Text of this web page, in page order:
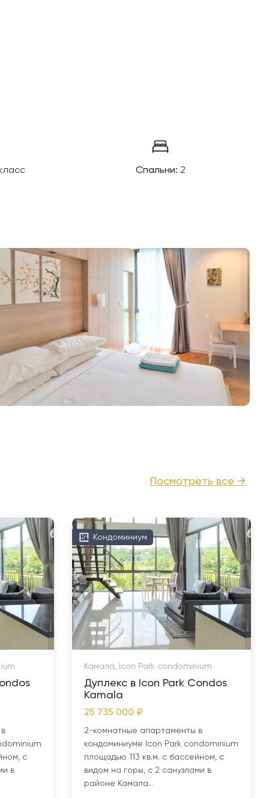
Спальни: 2
Посмотреть все →
с
в
Кондоминиум
Камала, Icon Park condominium
Дуплекс в Icon Park Condos
Kamala
25 735 000 ₽
2-комнатные апартаменты в
кондоминиуме Icon Park condominium
площадью 113 кв.м. с бассейном, с
видом на горы, с 2 санузлами в
районе Камала...